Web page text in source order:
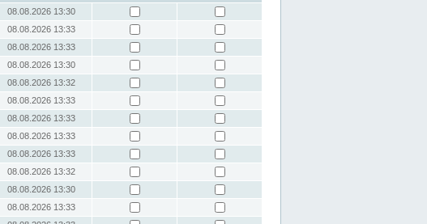
08.08.2026 13:30
08.08.2026 13:33
08.08.2026 13:33
08.08.2026 13:30
08.08.2026 13:32
08.08.2026 13:33
08.08.2026 13:33
08.08.2026 13:33
08.08.2026 13:33
08.08.2026 13:32
08.08.2026 13:30
08.08.2026 13:33